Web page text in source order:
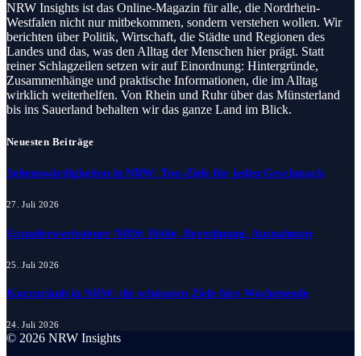
NRW Insights ist das Online-Magazin für alle, die Nordrhein-
Westfalen nicht nur mitbekommen, sondern verstehen wollen. Wir
berichten über Politik, Wirtschaft, die Städte und Regionen des
Landes und das, was den Alltag der Menschen hier prägt. Statt
reiner Schlagzeilen setzen wir auf Einordnung: Hintergründe,
Zusammenhänge und praktische Informationen, die im Alltag
wirklich weiterhelfen. Von Rhein und Ruhr über das Münsterland
bis ins Sauerland behalten wir das ganze Land im Blick.
Neuesten Beiträge
Sehenswürdigkeiten in NRW: Top-Ziele für jeden Geschmack
27. Juli 2026
Grunderwerbsteuer NRW: Höhe, Berechnung, Ausnahmen
25. Juli 2026
Kurzurlaub in NRW: die schönsten Ziele fürs Wochenende
24. Juli 2026
© 2026 NRW Insights